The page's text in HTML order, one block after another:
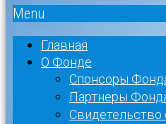
Menu
Главная
О Фонде
Спонсоры
Партнеры
Свидетельство